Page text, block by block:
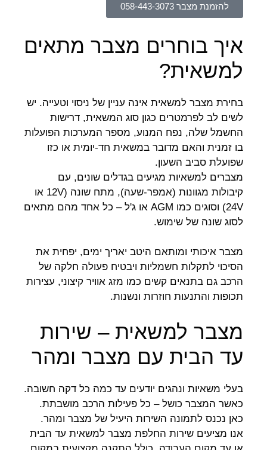
להזמנת מצבר 058-443-3073
איך בוחרים מצבר מתאים
למשאית?
בחירת מצבר למשאית אינה עניין של ניסוי וטעייה. יש
לשים לב לפרמטרים כגון סוג המשאית, דרישות
החשמל שלה, נפח המנוע, מספר המערכות הפועלות
בו זמנית והאם מדובר במשאית חד-יומית או כזו
שפועלת סביב השעון.
מצברים למשאיות מגיעים בגדלים שונים, עם
קיבולות מגוונות (אמפר-שעה), מתח שונה (12V או
24V) וסוגים כמו AGM או ג'ל – כל אחד מהם מתאים
לסוג שונה של שימוש.
מצבר איכותי ומותאם היטב יאריך ימים, יפחית את
הסיכוי לתקלות חשמליות ויבטיח פעולה חלקה של
הרכב גם בתנאים קשים כמו מזג אוויר קיצוני, עצירות
תכופות והתנעות חוזרות ונשנות.
מצבר למשאית – שירות
עד הבית עם מצבר ומהר
בעלי משאיות ונהגים יודעים עד כמה כל דקה חשובה.
כאשר המצבר כושל – כל פעילות הרכב מושבתת.
כאן נכנס לתמונה השירות היעיל של מצבר ומהר.
אנו מציעים שירות החלפת מצבר למשאית עד הבית